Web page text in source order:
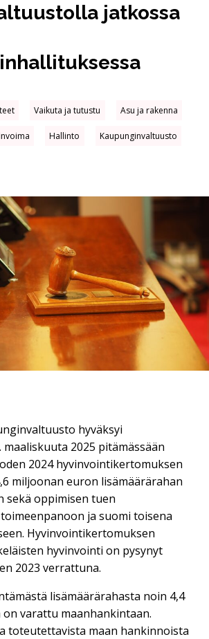
jatkossa
Vaikuta ja tutustu Asu ja rakenna
Hallinto Kaupunginvaltuusto
hyväksyi
maaliskuuta 2025 pitämässään
2024 hyvinvointikertomuksen
miljoonan euron lisämäärärahan
sekä oppimisen tuen
ja suomi toisena
Hyvinvointikertomuksen
hyvinvointi on pysynyt
2023 verrattuna.
lisämäärärahasta noin 4,4
varattu maanhankintaan.
toteutettavista maan hankinnoista